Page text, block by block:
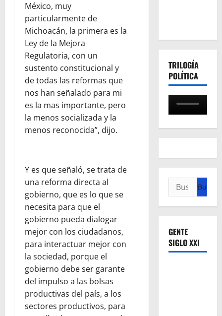
México, muy
particularmente de
Michoacán, la primera es la
Ley de la Mejora
Regulatoria, con un
sustento constitucional y
de todas las reformas que
nos han señalado para mi
es la mas importante, pero
la menos socializada y la
menos reconocida”, dijo.
Y es que señaló, se trata de
una reforma directa al
gobierno, que es lo que se
necesita para que el
gobierno pueda dialogar
mejor con los ciudadanos,
para interactuar mejor con
la sociedad, porque el
gobierno debe ser garante
del impulso a las bolsas
productivas del país, a los
sectores productivos, para
TRILOGÍA
POLÍTICA
Buscar:
GENTE
SIGLO XXI